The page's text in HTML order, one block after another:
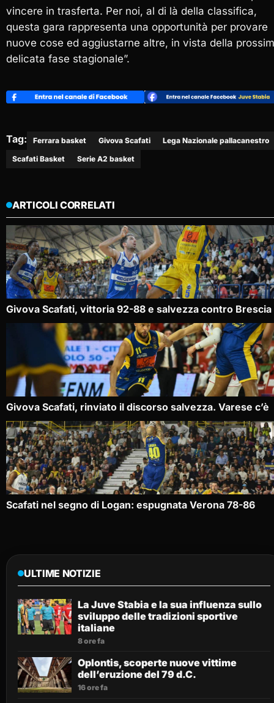
vincere in trasferta. Per noi, al di là della classifica,
questa gara rappresenta una opportunità per provare
nuove cose ed aggiustarne altre, in vista della
delicata fase stagionale”.
Tag: Ferrara basket Givova Scafati
Lega Nazionale pallacanestro
Scafati Basket
Serie A2 basket
ARTICOLI CORRELATI
Givova Scafati, vittoria 92-88 e salvezza contro Brescia
Givova Scafati, rinviato il discorso salvezza. Varese c’è
Scafati nel segno di Logan: espugnata Verona 78-86
ULTIME NOTIZIE
La Juve Stabia e la sua influenza sullo
sviluppo delle tradizioni sportive
italiane
8 ore fa
Oplontis, scoperte nuove vittime
dell’eruzione del 79 d.C.
16 ore fa